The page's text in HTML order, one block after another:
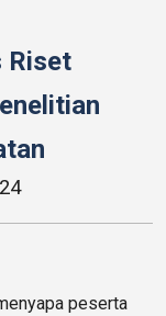
Riset
peserta